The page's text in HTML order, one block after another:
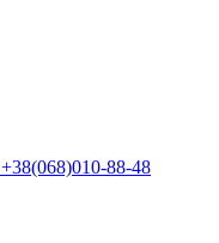
+38(068)010-88-48